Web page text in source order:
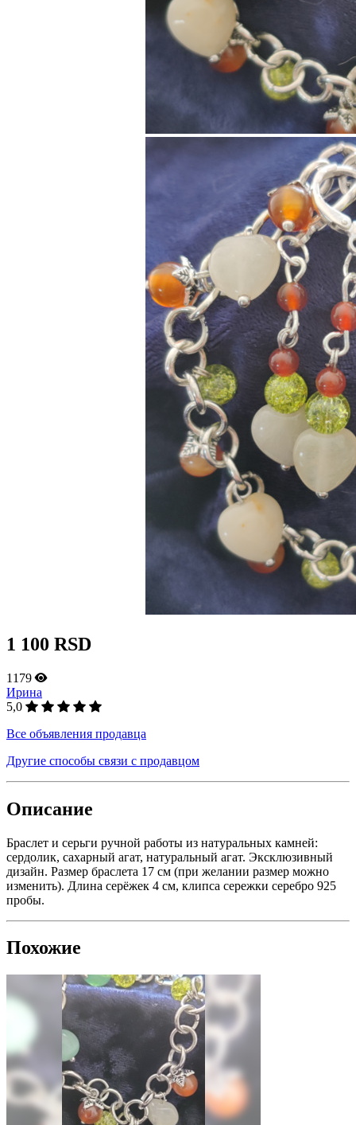
1 100 RSD
1179
Ирина
5,0
Все объявления продавца
Другие способы связи с продавцом
Описание
Браслет и серьги ручной работы из натуральных камней:
сердолик, сахарный агат, натуральный агат. Эксклюзивный
дизайн. Размер браслета 17 см (при желании размер можно
изменить). Длина серёжек 4 см, клипса сережки серебро 925
пробы.
Похожие